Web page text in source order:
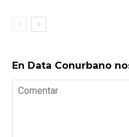
En Data Conurbano